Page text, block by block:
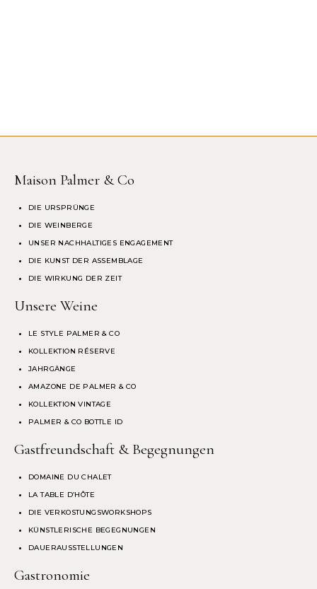
Maison Palmer & Co
DIE URSPRÜNGE
DIE WEINBERGE
UNSER NACHHALTIGES ENGAGEMENT
DIE KUNST DER ASSEMBLAGE
DIE WIRKUNG DER ZEIT
Unsere Weine
LE STYLE PALMER & CO
KOLLEKTION RÉSERVE
JAHRGÄNGE
AMAZONE DE PALMER & CO
KOLLEKTION VINTAGE
PALMER & CO BOTTLE ID
Gastfreundschaft & Begegnungen
DOMAINE DU CHALET
LA TABLE D’HÔTE
DIE VERKOSTUNGSWORKSHOPS
KÜNSTLERISCHE BEGEGNUNGEN
DAUERAUSSTELLUNGEN
Gastronomie